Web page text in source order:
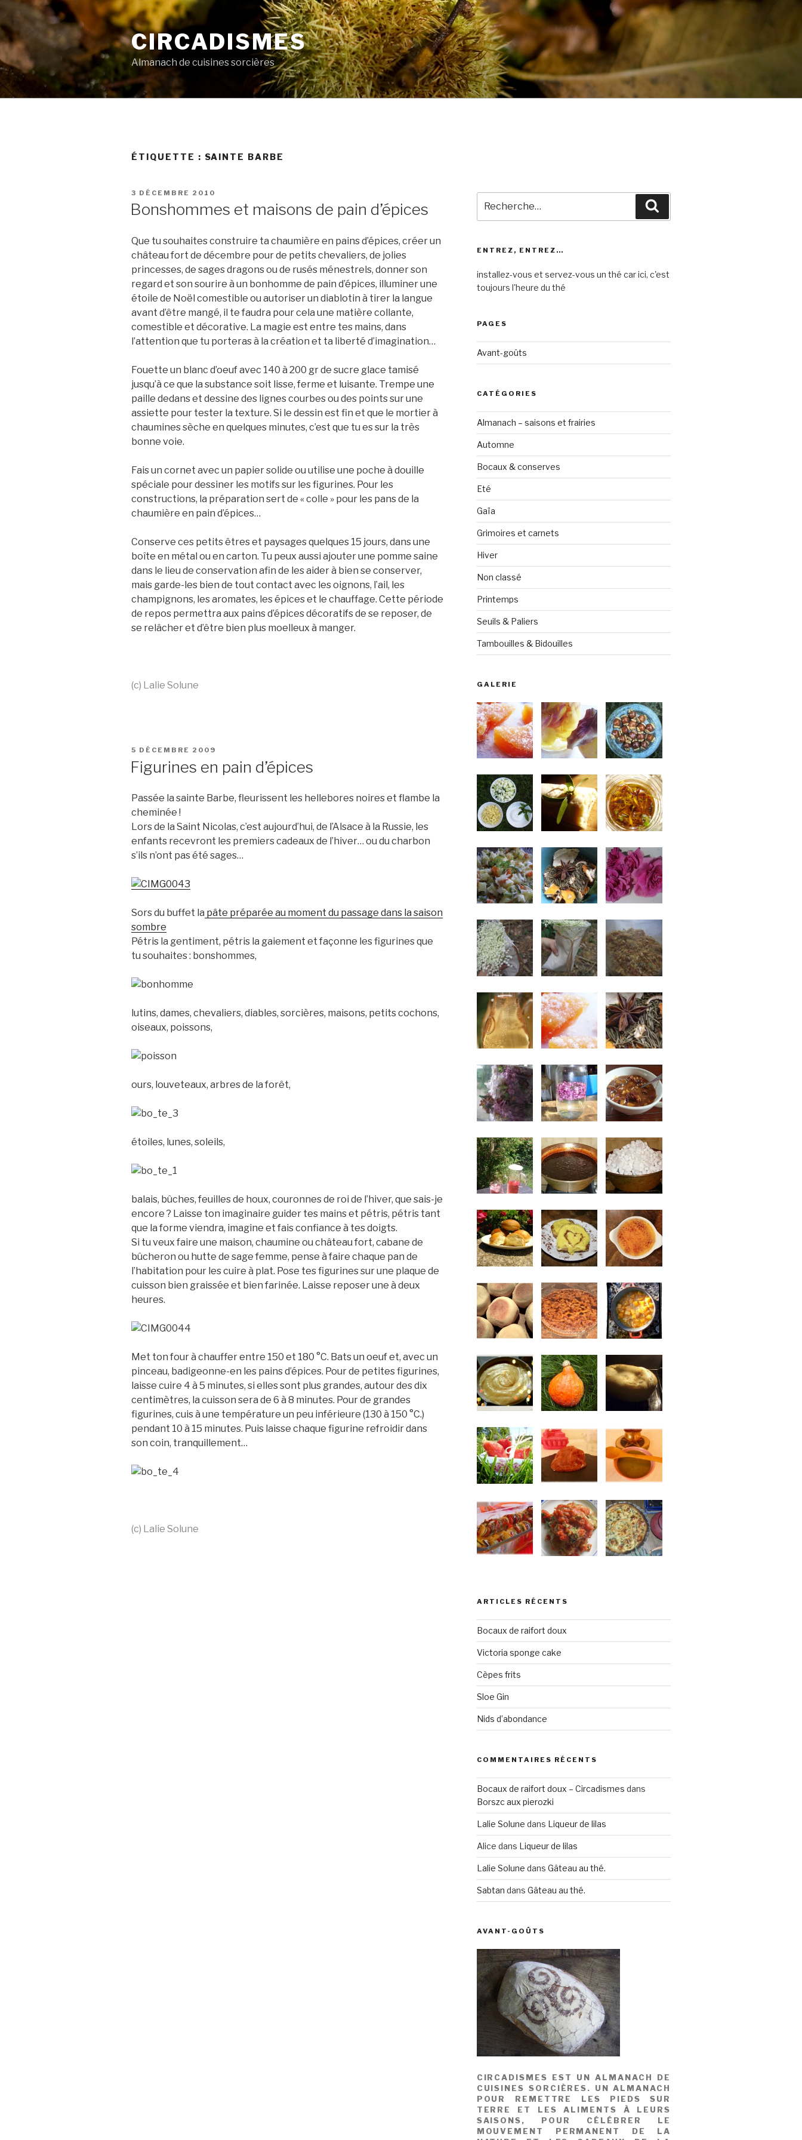
Aller
au
contenu
principal
CIRCADISMES
Almanach de cuisines sorcières
ÉTIQUETTE : SAINTE BARBE
PUBLIÉ
3 DÉCEMBRE 2010
Bonshommes et maisons de pain d’épices
Que tu souhaites construire ta chaumière en pains d’épices, créer un
château fort de décembre pour de petits chevaliers, de jolies
princesses, de sages dragons ou de rusés ménestrels, donner son
regard et son sourire à un bonhomme de pain d’épices, illuminer une
étoile de Noël comestible ou autoriser un diablotin à tirer la langue
avant d’être mangé, il te faudra pour cela une matière collante,
comestible et décorative. La magie est entre tes mains, dans
l’attention que tu porteras à la création et ta liberté d’imagination…
Fouette un blanc d’oeuf avec 140 à 200 gr de sucre glace tamisé
jusqu’à ce que la substance soit lisse, ferme et luisante. Trempe une
paille dedans et dessine des lignes courbes ou des points sur une
assiette pour tester la texture. Si le dessin est fin et que le mortier à
chaumines sèche en quelques minutes, c’est que tu es sur la très
bonne voie.
Fais un cornet avec un papier solide ou utilise une poche à douille
spéciale pour dessiner les motifs sur les figurines. Pour les
constructions, la préparation sert de « colle » pour les pans de la
chaumière en pain d’épices…
Conserve ces petits êtres et paysages quelques 15 jours, dans une
boîte en métal ou en carton. Tu peux aussi ajouter une pomme saine
dans le lieu de conservation afin de les aider à bien se conserver,
mais garde-les bien de tout contact avec les oignons, l’ail, les
champignons, les aromates, les épices et le chauffage. Cette période
de repos permettra aux pains d’épices décoratifs de se reposer, de
se relâcher et d’être bien plus moelleux à manger.
(c) Lalie Solune
PUBLIÉ
5 DÉCEMBRE 2009
Figurines en pain d’épices
Passée la sainte Barbe, fleurissent les hellebores noires et flambe la
cheminée !
Lors de la Saint Nicolas, c’est aujourd’hui, de l’Alsace à la Russie, les
enfants recevront les premiers cadeaux de l’hiver… ou du charbon
s’ils n’ont pas été sages…
Sors du buffet la pâte préparée au moment du passage dans la saison
sombre
Pétris la gentiment, pétris la gaiement et façonne les figurines que
tu souhaites : bonshommes,
lutins, dames, chevaliers, diables, sorcières, maisons, petits cochons,
oiseaux, poissons,
ours, louveteaux, arbres de la forêt,
étoiles, lunes, soleils,
balais, bûches, feuilles de houx, couronnes de roi de l’hiver, que sais-je
encore ? Laisse ton imaginaire guider tes mains et pétris, pétris tant
que la forme viendra, imagine et fais confiance à tes doigts.
Si tu veux faire une maison, chaumine ou château fort, cabane de
bûcheron ou hutte de sage femme, pense à faire chaque pan de
l’habitation pour les cuire à plat. Pose tes figurines sur une plaque de
cuisson bien graissée et bien farinée. Laisse reposer une à deux
heures.
Met ton four à chauffer entre 150 et 180 °C. Bats un oeuf et, avec un
pinceau, badigeonne-en les pains d’épices. Pour de petites figurines,
laisse cuire 4 à 5 minutes, si elles sont plus grandes, autour des dix
centimètres, la cuisson sera de 6 à 8 minutes. Pour de grandes
figurines, cuis à une température un peu inférieure (130 à 150 °C.)
pendant 10 à 15 minutes. Puis laisse chaque figurine refroidir dans
son coin, tranquillement…
(c) Lalie Solune
pour
:
ENTREZ, ENTREZ…
installez-vous et servez-vous un thé car ici, c'est
toujours l'heure du thé
PAGES
Avant-goûts
CATÉGORIES
Almanach – saisons et frairies
Automne
Bocaux & conserves
Eté
Gaïa
Grimoires et carnets
Hiver
Non classé
Printemps
Seuils & Paliers
Tambouilles & Bidouilles
GALERIE
ARTICLES RÉCENTS
Bocaux de raifort doux
Victoria sponge cake
Cèpes frits
Sloe Gin
Nids d’abondance
COMMENTAIRES RÉCENTS
Bocaux de raifort doux – Circadismes dans
Borszc aux pierozki
Lalie Solune dans Liqueur de lilas
Alice dans Liqueur de lilas
Lalie Solune dans Gâteau au thé.
Sabtan dans Gâteau au thé.
AVANT-GOÛTS
CIRCADISMES EST UN ALMANACH DE
CUISINES SORCIÈRES. UN ALMANACH
POUR REMETTRE LES PIEDS SUR
TERRE ET LES ALIMENTS À LEURS
SAISONS, POUR CÉLÉBRER LE
MOUVEMENT PERMANENT DE LA